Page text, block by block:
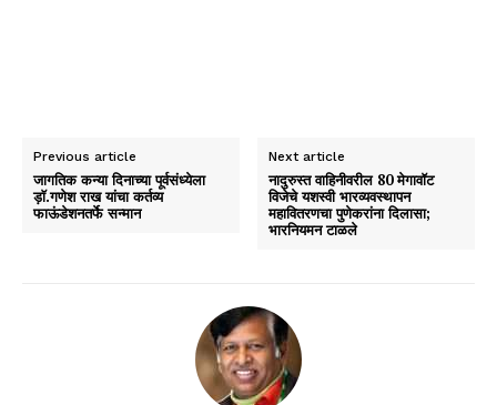
Previous article
जागतिक कन्या दिनाच्या पूर्वसंध्येला
ड़ाॅ.गणेश राख यांचा कर्तव्य
फाऊंडेशनतर्फे सन्मान
Next article
नादुरुस्त वाहिनीवरील 80 मेगावॉट
विजेचे यशस्वी भारव्यवस्थापन
महावितरणचा पुणेकरांना दिलासा;
भारनियमन टाळले